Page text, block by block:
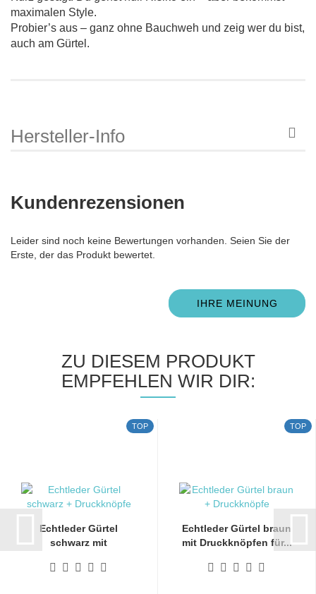
maximalen Style.
Probier’s aus – ganz ohne Bauchweh und zeig wer du bist,
auch am Gürtel.
Hersteller-Info
Kundenrezensionen
Leider sind noch keine Bewertungen vorhanden. Seien Sie der
Erste, der das Produkt bewertet.
IHRE MEINUNG
ZU DIESEM PRODUKT
EMPFEHLEN WIR DIR:
TOP
Echtleder Gürtel
schwarz mit
TOP
Echtleder Gürtel braun
mit Druckknöpfen für...